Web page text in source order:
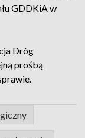
GDDKiA w
Dróg
prośbą